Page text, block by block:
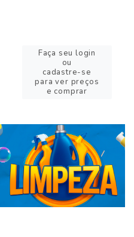
Faça seu login
ou
cadastre-se
para ver preços
e comprar